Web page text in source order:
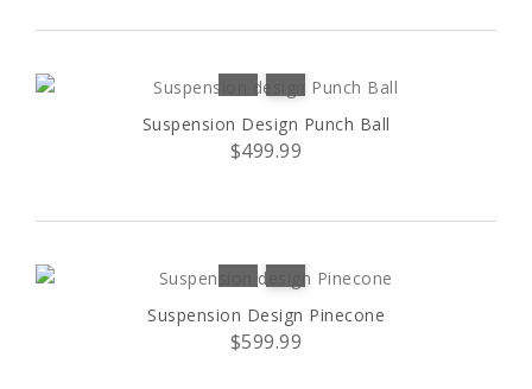
Suspension Design Punch Ball
$499.99
Suspension Design Pinecone
$599.99